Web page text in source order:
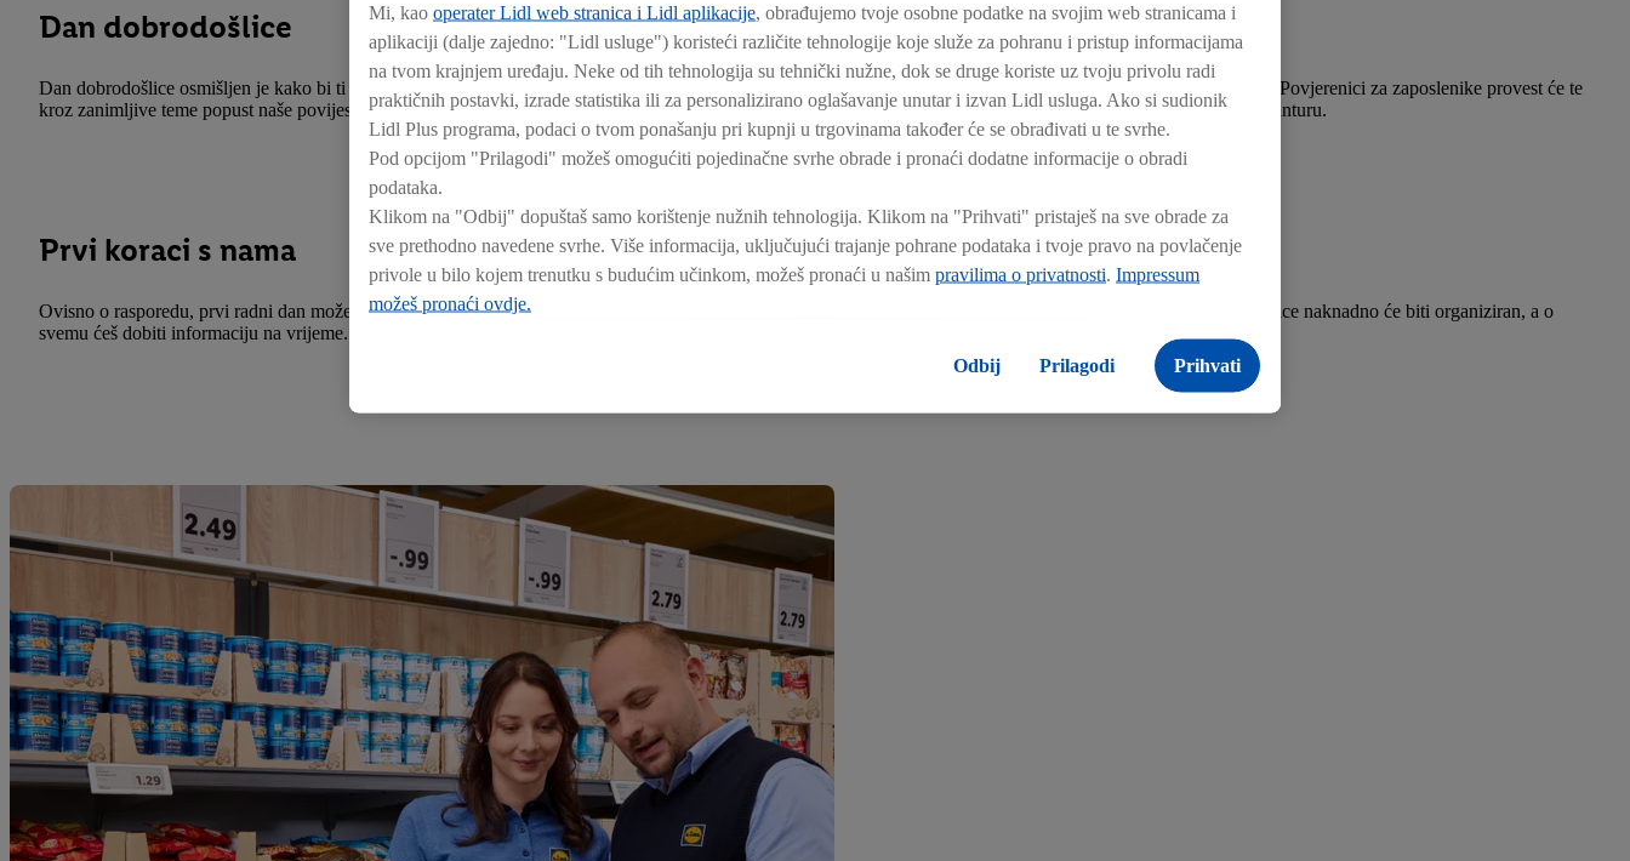
Dan dobrodošlice
Dan dobrodošlice osmišljen je kako bi ti olakšao prve korake u Lidlu. Organizira se u jednom od tri Logističko-distributivna centra. Voditelji razvoja zaposlenika i Povjerenici za zaposlenike provest će te
kroz zanimljive teme popust naše povijesti, načina rada i naših vrijednosti. Ovo je i odlična prilika da upoznaš kolege koji, baš kao i ti, tek započinju svoju Lidl avanturu.
Prvi koraci s nama
Ovisno o rasporedu, prvi radni dan možeš provesti na Danu dobrodošlice ili odmah započeti u trgovini. Ako prvo kreneš u trgovinu, ne brini – tvoj Dan dobrodošlice naknadno će biti organiziran, a o
svemu ćeš dobiti informaciju na vrijeme.
Mi, kao operater Lidl web stranica i Lidl aplikacije , obrađujemo tvoje osobne podatke na svojim web stranicama i
aplikaciji (dalje zajedno: "Lidl usluge") koristeći različite tehnologije koje služe za pohranu i pristup informacijama
na tvom krajnjem uređaju. Neke od tih tehnologija su tehnički nužne, dok se druge koriste uz tvoju privolu radi
praktičnih postavki, izrade statistika ili za personalizirano oglašavanje unutar i izvan Lidl usluga. Ako si sudionik
Lidl Plus programa, podaci o tvom ponašanju pri kupnji u trgovinama također će se obrađivati u te svrhe.
Pod opcijom "Prilagodi" možeš omogućiti pojedinačne svrhe obrade i pronaći dodatne informacije o obradi
podataka.
Klikom na "Odbij" dopuštaš samo korištenje nužnih tehnologija. Klikom na "Prihvati" pristaješ na sve obrade za
sve prethodno navedene svrhe. Više informacija, uključujući trajanje pohrane podataka i tvoje pravo na povlačenje
privole u bilo kojem trenutku s budućim učinkom, možeš pronaći u našim pravilima o privatnosti Impressum
možeš pronaći ovdje.
Odbij Prilagodi Prihvati